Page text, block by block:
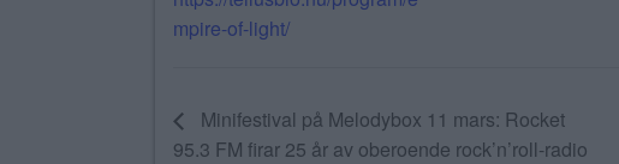
mpire-of-light/
Minifestival på Melodybox 11 mars: Rocket
95.3 FM firar 25 år av oberoende rock’n’roll-radio